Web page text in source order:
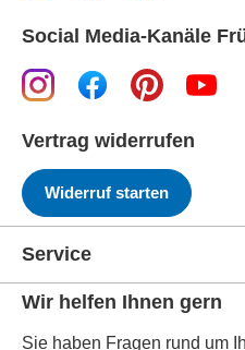
Social Media-Kanäle
Vertrag widerrufen
Widerruf starten
Service
Wir helfen Ihnen gern
Sie haben Fragen rund um